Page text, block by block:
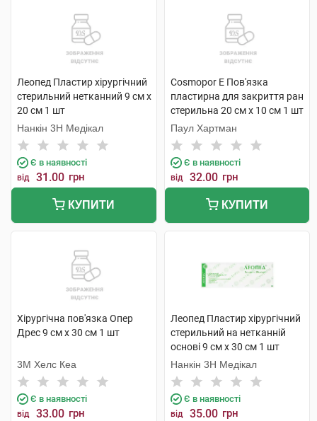
Леопед Пластир хірургічний
стерильний нетканний 9 см х
20 см 1 шт
Нанкін 3H Медікал
Є в наявності
від 31.00 грн
КУПИТИ
Cosmopor E Пов'язка
пластирна для закриття ран
стерильна 20 см х 10 см 1 шт
Паул Хартман
Є в наявності
від 32.00 грн
КУПИТИ
Хірургічна пов'язка Опер
Дрес 9 см х 30 см 1 шт
3M Хелс Кеа
Є в наявності
від 33.00 грн
Леопед Пластир хірургічний
стерильний на нетканній
основі 9 см х 30 см 1 шт
Нанкін 3H Медікал
Є в наявності
від 35.00 грн